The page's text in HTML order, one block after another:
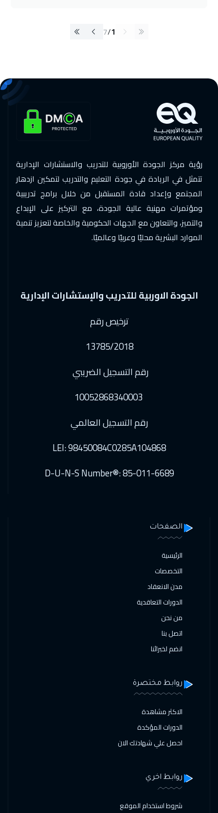
1
/
7
رؤية مركز الجودة الأوروبية للتدريب والاستشارات الإدارية
تتمثل في الريادة في جودة التعليم والتدريب لتمكين ازدهار
المجتمع وإعداد قادة المستقبل من خلال برامج تدريبية
ومؤتمرات مهنية عالية الجودة، مع التركيز على الإبداع
والتميز، والتعاون مع الجهات الحكومية والخاصة لتعزيز تنمية
الموارد البشرية محليًا وعربيًا وعالميًا.
الجودة الاوربية للتدريب والإستشارات الإدارية
ترخيص رقم
13785/2018
رقم التسجيل الضريبي
10052868340003
رقم التسجيل العالمي
LEI: 98450084C0285A104868
D-U-N-S Number®: 85-011-6689
الصفحات
الرئيسية
التخصصات
مدن الانعقاد
الدورات التعاقدية
من نحن
اتصل بنا
انضم لخبرائنا
روابط مختصرة
الاكثر مشاهدة
الدورات المؤكدة
احصل علي شهادتك الان
روابط اخري
شروط استخدام الموقع